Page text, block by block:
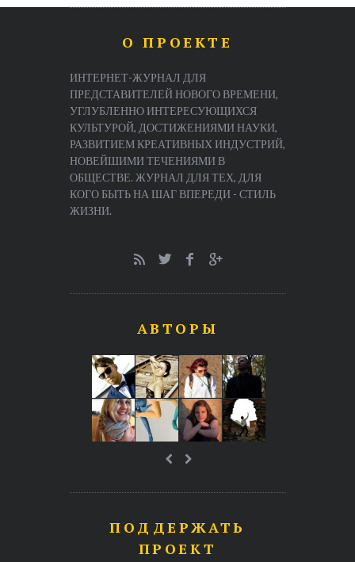
О ПРОЕКТЕ
ИНТЕРНЕТ-ЖУРНАЛ ДЛЯ
ПРЕДСТАВИТЕЛЕЙ НОВОГО ВРЕМЕНИ,
УГЛУБЛЕННО ИНТЕРЕСУЮЩИХСЯ
КУЛЬТУРОЙ, ДОСТИЖЕНИЯМИ НАУКИ,
РАЗВИТИЕМ КРЕАТИВНЫХ ИНДУСТРИЙ,
НОВЕЙШИМИ ТЕЧЕНИЯМИ В
ОБЩЕСТВЕ. ЖУРНАЛ ДЛЯ ТЕХ, ДЛЯ
КОГО БЫТЬ НА ШАГ ВПЕРЕДИ - СТИЛЬ
ЖИЗНИ.
АВТОРЫ
ПОДДЕРЖАТЬ
ПРОЕКТ